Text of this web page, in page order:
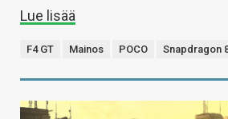
Lue lisää
F4 GT Mainos POCO Snapdragon